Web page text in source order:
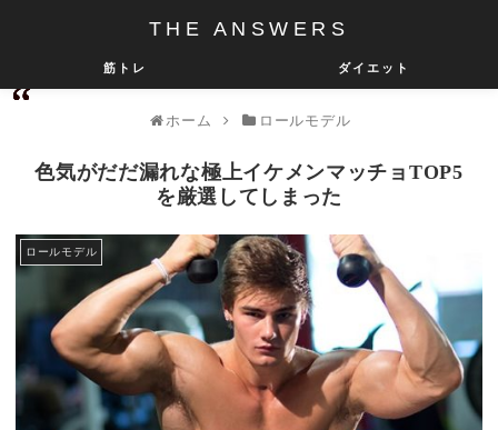
THE ANSWERS
筋トレ ダイエット
ホーム ロールモデル
色気がだだ漏れな極上イケメンマッチョTOP5
を厳選してしまった
ロールモデル